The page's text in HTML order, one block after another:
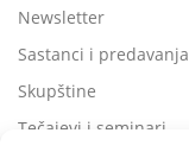
Newsletter
Sastanci i predavanja
Skupštine
Tečajevi i seminari